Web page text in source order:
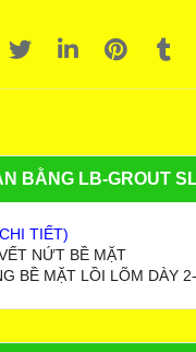
BẰNG LB-GROUT
TIẾT)
NỨT BỀ MẶT
BỀ MẶT LỒI LÕM DÀY